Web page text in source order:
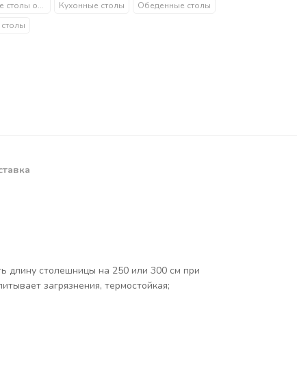
Керамические столы обеденные Кухонные столы
Обеденные столы
длину столешницы на 250 или 300 см при
загрязнения, термостойкая;